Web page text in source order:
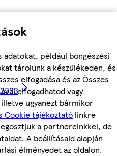
például böngészési
tárolunk a készülékeden, és
elfogadása és az Összes
elfogadhatod vagy
ugyanezt bármikor
Cookie tájékoztató linkre
a partnereinkkel, de
A beállításaid alapján
élményedet az oldalon.